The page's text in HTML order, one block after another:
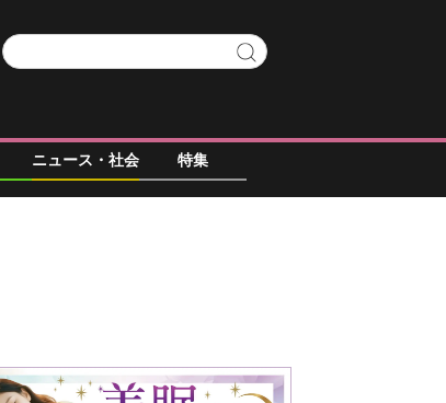
ニュース・社会 特集